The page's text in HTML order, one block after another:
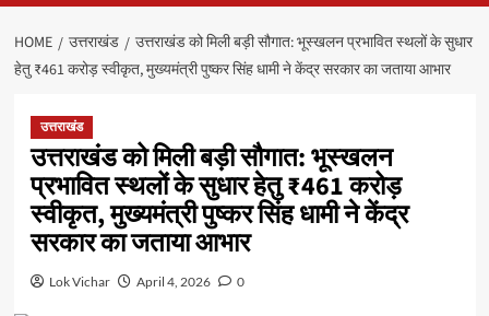
HOME उत्तराखंड
उत्तराखंड को मिली बड़ी सौगात: भूस्खलन प्रभावित स्थलों के सुधार
हेतु ₹461 करोड़ स्वीकृत, मुख्यमंत्री पुष्कर सिंह धामी ने केंद्र सरकार का जताया आभार
उत्तराखंड
उत्तराखंड को मिली बड़ी सौगात: भूस्खलन
प्रभावित स्थलों के सुधार हेतु ₹461 करोड़
स्वीकृत, मुख्यमंत्री पुष्कर सिंह धामी ने केंद्र
सरकार का जताया आभार
Lok Vichar April 4, 2026 0